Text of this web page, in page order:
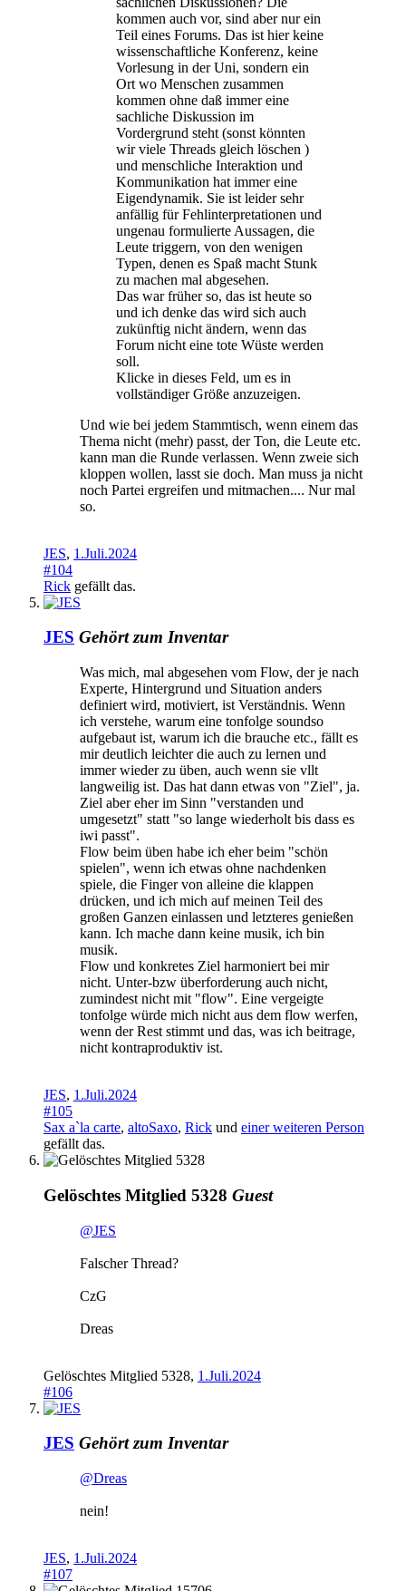
kommen auch vor, sind aber nur ein
Teil eines Forums. Das ist hier keine
wissenschaftliche Konferenz, keine
Vorlesung in der Uni, sondern ein
Ort wo Menschen zusammen
kommen ohne daß immer eine
sachliche Diskussion im
Vordergrund steht (sonst könnten
wir viele Threads gleich löschen )
und menschliche Interaktion und
Kommunikation hat immer eine
Eigendynamik. Sie ist leider sehr
anfällig für Fehlinterpretationen und
ungenau formulierte Aussagen, die
Leute triggern, von den wenigen
Typen, denen es Spaß macht Stunk
zu machen mal abgesehen.
Das war früher so, das ist heute so
und ich denke das wird sich auch
zukünftig nicht ändern, wenn das
Forum nicht eine tote Wüste werden
soll.
Klicke in dieses Feld, um es in
vollständiger Größe anzuzeigen.
Und wie bei jedem Stammtisch, wenn einem das
Thema nicht (mehr) passt, der Ton, die Leute etc.
kann man die Runde verlassen. Wenn zweie sich
kloppen wollen, lasst sie doch. Man muss ja nicht
noch Partei ergreifen und mitmachen.... Nur mal
so.
JES, 1.Juli.2024
#104
Rick gefällt das.
JES Gehört zum Inventar
Was mich, mal abgesehen vom Flow, der je nach
Experte, Hintergrund und Situation anders
definiert wird, motiviert, ist Verständnis. Wenn
ich verstehe, warum eine tonfolge soundso
aufgebaut ist, warum ich die brauche etc., fällt es
mir deutlich leichter die auch zu lernen und
immer wieder zu üben, auch wenn sie vllt
langweilig ist. Das hat dann etwas von "Ziel", ja.
Ziel aber eher im Sinn "verstanden und
umgesetzt" statt "so lange wiederholt bis dass es
iwi passt".
Flow beim üben habe ich eher beim "schön
spielen", wenn ich etwas ohne nachdenken
spiele, die Finger von alleine die klappen
drücken, und ich mich auf meinen Teil des
großen Ganzen einlassen und letzteres genießen
kann. Ich mache dann keine musik, ich bin
musik.
Flow und konkretes Ziel harmoniert bei mir
nicht. Unter-bzw überforderung auch nicht,
zumindest nicht mit "flow". Eine vergeigte
tonfolge würde mich nicht aus dem flow werfen,
wenn der Rest stimmt und das, was ich beitrage,
nicht kontraproduktiv ist.
JES, 1.Juli.2024
#105
Sax a`la carte, altoSaxo, Rick und einer weiteren Person
gefällt das.
Gelöschtes Mitglied 5328 Guest
@JES
Falscher Thread?
CzG
Dreas
Gelöschtes Mitglied 5328, 1.Juli.2024
#106
JES Gehört zum Inventar
@Dreas
nein!
JES, 1.Juli.2024
#107